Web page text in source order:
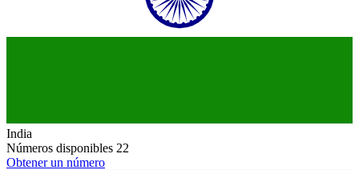
India
Números disponibles 22
Obtener un número